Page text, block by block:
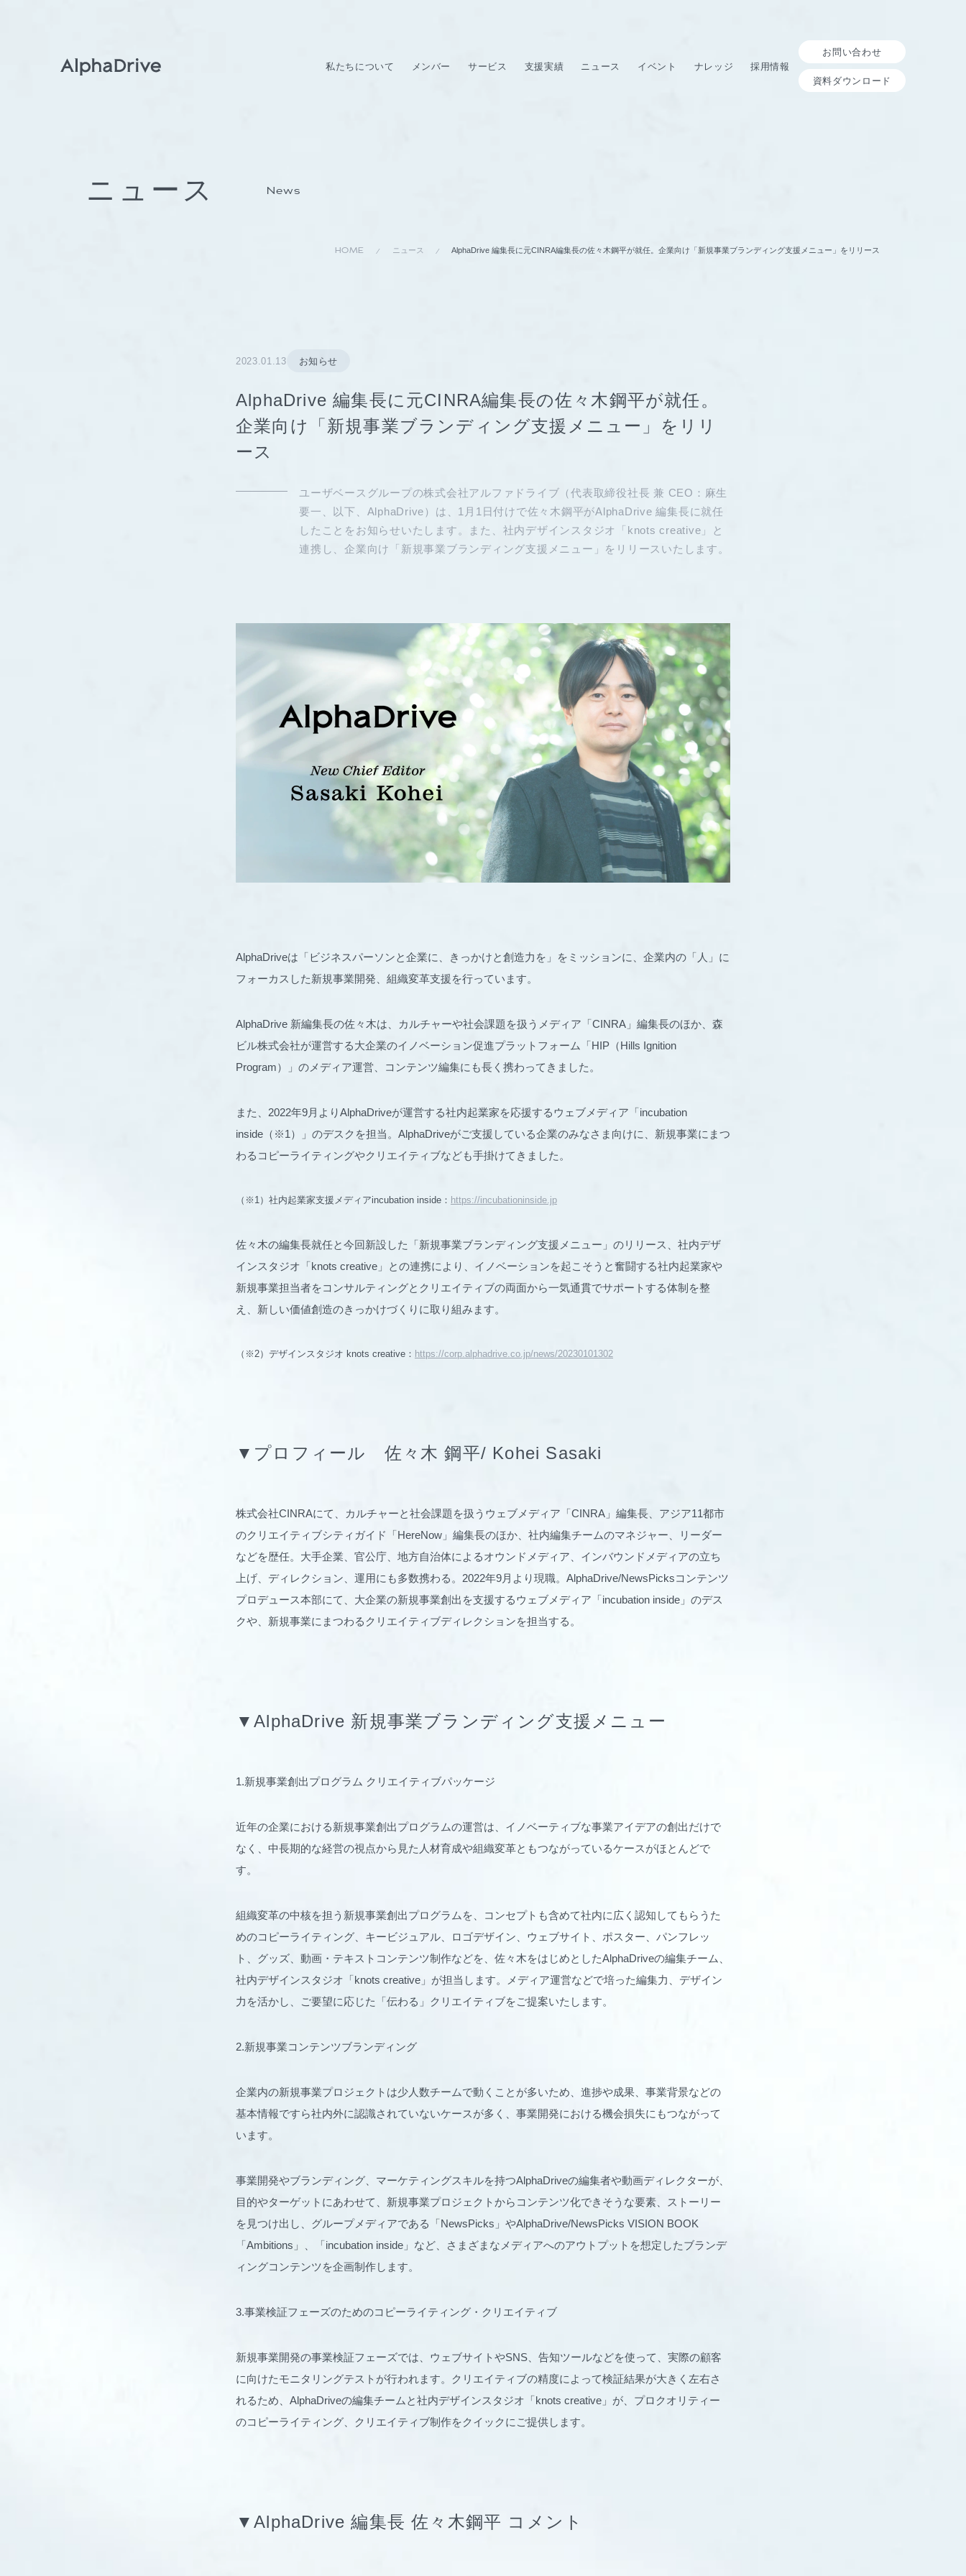
私たちについて メンバー サービス 支援実績 ニュース イベント ナレッジ 採用情報
お問い合わせ
資料ダウンロード
ニュース News
HOME ニュース AlphaDrive 編集長に元CINRA編集長の佐々木鋼平が就任。企業向け「新規事業ブランディング支援メニュー」をリリース
2023.01.13 お知らせ
AlphaDrive 編集長に元CINRA編集長の佐々木鋼平が就任。
企業向け「新規事業ブランディング支援メニュー」をリリ
ース
ユーザベースグループの株式会社アルファドライブ（代表取締役社長 兼 CEO：麻生
要一、以下、AlphaDrive）は、1月1日付けで佐々木鋼平がAlphaDrive 編集長に就任
したことをお知らせいたします。また、社内デザインスタジオ「knots creative」と
連携し、企業向け「新規事業ブランディング支援メニュー」をリリースいたします。
AlphaDriveは「ビジネスパーソンと企業に、きっかけと創造力を」をミッションに、企業内の「人」に
フォーカスした新規事業開発、組織変革支援を行っています。
AlphaDrive 新編集長の佐々木は、カルチャーや社会課題を扱うメディア「CINRA」編集長のほか、森
ビル株式会社が運営する大企業のイノベーション促進プラットフォーム「HIP（Hills Ignition
Program）」のメディア運営、コンテンツ編集にも長く携わってきました。
また、2022年9月よりAlphaDriveが運営する社内起業家を応援するウェブメディア「incubation
inside（※1）」のデスクを担当。AlphaDriveがご支援している企業のみなさま向けに、新規事業にまつ
わるコピーライティングやクリエイティブなども手掛けてきました。
（※1）社内起業家支援メディアincubation inside： https://incubationinside.jp
佐々木の編集長就任と今回新設した「新規事業ブランディング支援メニュー」のリリース、社内デザ
インスタジオ「knots creative」との連携により、イノベーションを起こそうと奮闘する社内起業家や
新規事業担当者をコンサルティングとクリエイティブの両面から一気通貫でサポートする体制を整
え、新しい価値創造のきっかけづくりに取り組みます。
（※2）デザインスタジオ knots creative： https://corp.alphadrive.co.jp/news/20230101302
▼プロフィール 佐々木 鋼平/ Kohei Sasaki
株式会社CINRAにて、カルチャーと社会課題を扱うウェブメディア「CINRA」編集長、アジア11都市
のクリエイティブシティガイド「HereNow」編集長のほか、社内編集チームのマネジャー、リーダー
などを歴任。大手企業、官公庁、地方自治体によるオウンドメディア、インバウンドメディアの立ち
上げ、ディレクション、運用にも多数携わる。2022年9月より現職。AlphaDrive/NewsPicksコンテンツ
プロデュース本部にて、大企業の新規事業創出を支援するウェブメディア「incubation inside」のデス
クや、新規事業にまつわるクリエイティブディレクションを担当する。
▼AlphaDrive 新規事業ブランディング支援メニュー
1.新規事業創出プログラム クリエイティブパッケージ
近年の企業における新規事業創出プログラムの運営は、イノベーティブな事業アイデアの創出だけで
なく、中長期的な経営の視点から見た人材育成や組織変革ともつながっているケースがほとんどで
す。
組織変革の中核を担う新規事業創出プログラムを、コンセプトも含めて社内に広く認知してもらうた
めのコピーライティング、キービジュアル、ロゴデザイン、ウェブサイト、ポスター、パンフレッ
ト、グッズ、動画・テキストコンテンツ制作などを、佐々木をはじめとしたAlphaDriveの編集チーム、
社内デザインスタジオ「knots creative」が担当します。メディア運営などで培った編集力、デザイン
力を活かし、ご要望に応じた「伝わる」クリエイティブをご提案いたします。
2.新規事業コンテンツブランディング
企業内の新規事業プロジェクトは少人数チームで動くことが多いため、進捗や成果、事業背景などの
基本情報ですら社内外に認識されていないケースが多く、事業開発における機会損失にもつながって
います。
事業開発やブランディング、マーケティングスキルを持つAlphaDriveの編集者や動画ディレクターが、
目的やターゲットにあわせて、新規事業プロジェクトからコンテンツ化できそうな要素、ストーリー
を見つけ出し、グループメディアである「NewsPicks」やAlphaDrive/NewsPicks VISION BOOK
「Ambitions」、「incubation inside」など、さまざまなメディアへのアウトプットを想定したブランデ
ィングコンテンツを企画制作します。
3.事業検証フェーズのためのコピーライティング・クリエイティブ
新規事業開発の事業検証フェーズでは、ウェブサイトやSNS、告知ツールなどを使って、実際の顧客
に向けたモニタリングテストが行われます。クリエイティブの精度によって検証結果が大きく左右さ
れるため、AlphaDriveの編集チームと社内デザインスタジオ「knots creative」が、プロクオリティー
のコピーライティング、クリエイティブ制作をクイックにご提供します。
▼AlphaDrive 編集長 佐々木鋼平 コメント